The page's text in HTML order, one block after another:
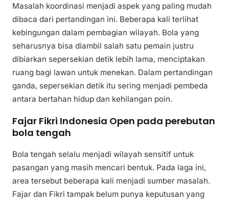
Masalah koordinasi menjadi aspek yang paling mudah
dibaca dari pertandingan ini. Beberapa kali terlihat
kebingungan dalam pembagian wilayah. Bola yang
seharusnya bisa diambil salah satu pemain justru
dibiarkan sepersekian detik lebih lama, menciptakan
ruang bagi lawan untuk menekan. Dalam pertandingan
ganda, sepersekian detik itu sering menjadi pembeda
antara bertahan hidup dan kehilangan poin.
Fajar Fikri Indonesia Open pada perebutan
bola tengah
Bola tengah selalu menjadi wilayah sensitif untuk
pasangan yang masih mencari bentuk. Pada laga ini,
area tersebut beberapa kali menjadi sumber masalah.
Fajar dan Fikri tampak belum punya keputusan yang